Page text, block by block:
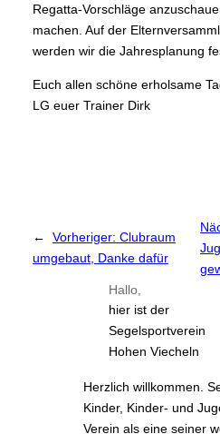
Regatta-Vorschläge
machen. Auf der
werden wir die Jahresplanung
Euch allen schöne erholsame
LG euer Trainer Dirk
← Vorheriger: Clubraum
umgebaut, Danke dafür
Hallo,
hier ist der
Segelsportverein
Hohen Viecheln
Herzlich willkommen.
Kinder, Kinder- und
Verein als eine seiner